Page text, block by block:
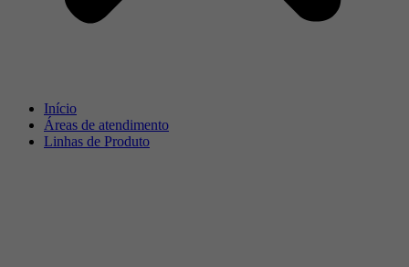
Início
Áreas de atendimento
Linhas de Produto